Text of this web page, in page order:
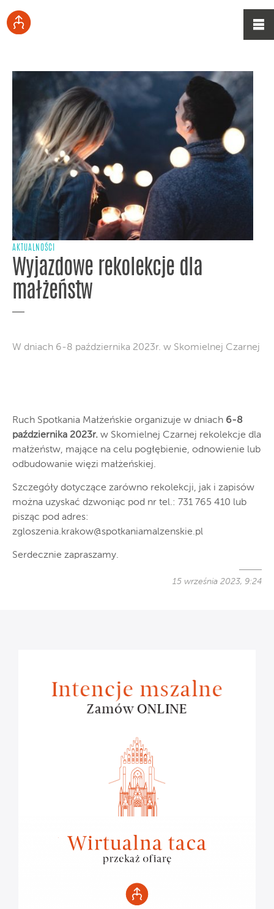
AKTUALNOŚCI
Wyjazdowe rekolekcje dla
małżeństw
W dniach 6-8 października 2023r. w Skomielnej Czarnej
Ruch Spotkania Małżeńskie organizuje w dniach 6-8
października 2023r. w Skomielnej Czarnej rekolekcje dla
małżeństw, mające na celu pogłębienie, odnowienie lub
odbudowanie więzi małżeńskiej.
Szczegóły dotyczące zarówno rekolekcji, jak i zapisów
można uzyskać dzwoniąc pod nr tel.: 731 765 410 lub
pisząc pod adres:
zgloszenia.krakow@spotkaniamalzenskie.pl
Serdecznie zapraszamy.
15 września 2023, 9:24